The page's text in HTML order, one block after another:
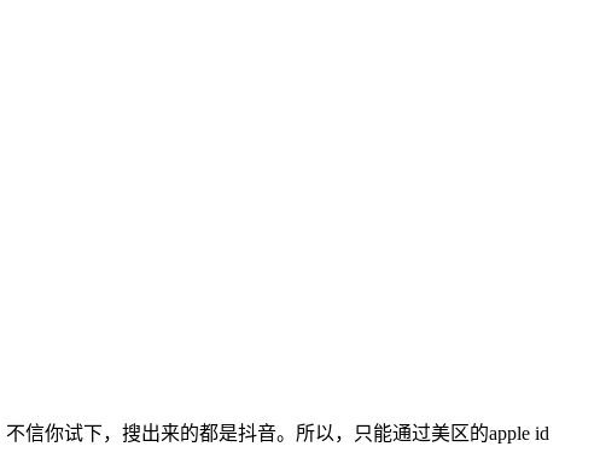
信你试下，搜出来的都是抖音。所以，只能通过美区的apple id